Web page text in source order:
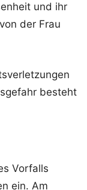
und ihr
der Frau
besteht
Vorfalls
ein. Am